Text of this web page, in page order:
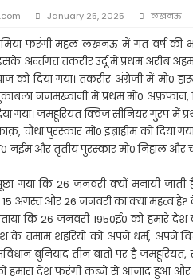
सरकार नहीं चाहती कि शिक्षण संस्थान आगे बढ़ें, लोग
से घर लौट रहे छात्र की सडक हादसा में दर्दनाक
January 25, 2025 लखनऊ
फरंगी महल लखनऊ में गत वर्ष की
अर्न्तगत तकरीर उर्दू में प्रथम अरीब
को दिया गया। तकरीर अंग्रेजी में मो0
मुकाबला नजमख्वानी में प्रथम मो0
गया। जमहूरियत क्विज सीनियर गु्रप में
पुरस्कार मो0 इब्राहीम को दिया
नईम और तृतीय पुरस्कार मो0 निहाल और
से पूछा गया कि 26 जनवरी क्यों मनायी
15 अगस्त और 26 जनवरी का क्या महत्व
बताया कि 26 जनवरी 1950ई0 को हमारे
तमाम शहरियों को अपने धर्म, अपने
बुनियाद तीन बातों पर है जमहूरियत,
हमारा देश फरंगी कब्जे से आजाद हुआ और